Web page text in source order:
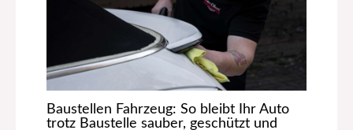
Baustellen Fahrzeug: So bleibt Ihr Auto
trotz Baustelle sauber, geschützt und